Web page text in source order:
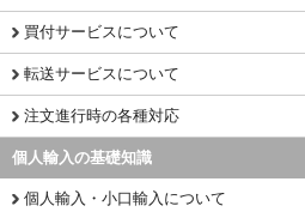
買付サービスについて
転送サービスについて
注文進行時の各種対応
個人輸入の基礎知識
個人輸入・小口輸入について